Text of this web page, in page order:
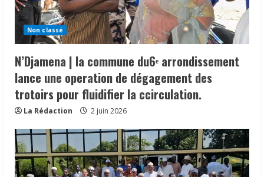
Non classé
N’Djamena | la commune du6ᵉ arrondissement
lance une operation de dégagement des
trotoirs pour fluidifier la ccirculation.
La Rédaction 2 juin 2026